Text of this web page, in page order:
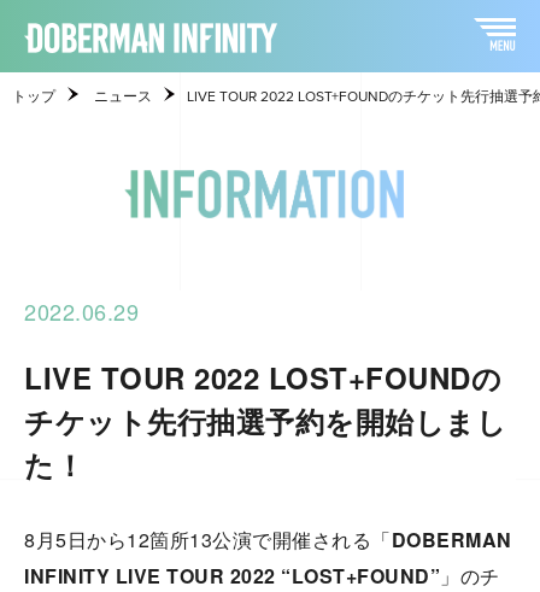
トップ ニュース LIVE TOUR 2022 LOST+FOUNDのチケット先行抽選
2022.06.29
LIVE TOUR 2022 LOST+FOUNDの
チケット先行抽選予約を開始しまし
た！
8月5日から12箇所13公演で開催される「DOBERMAN
INFINITY LIVE TOUR 2022 “LOST+FOUND” 」のチ